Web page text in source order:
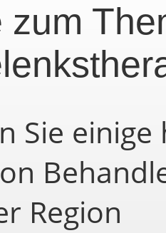
zum
Sie
Region